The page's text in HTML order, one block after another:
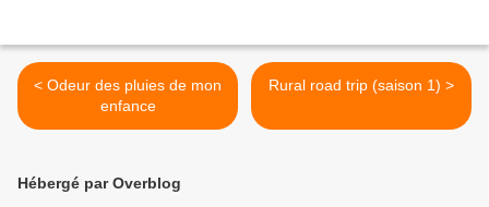
< Odeur des pluies de mon
enfance
Rural road trip (saison 1) >
Hébergé par Overblog